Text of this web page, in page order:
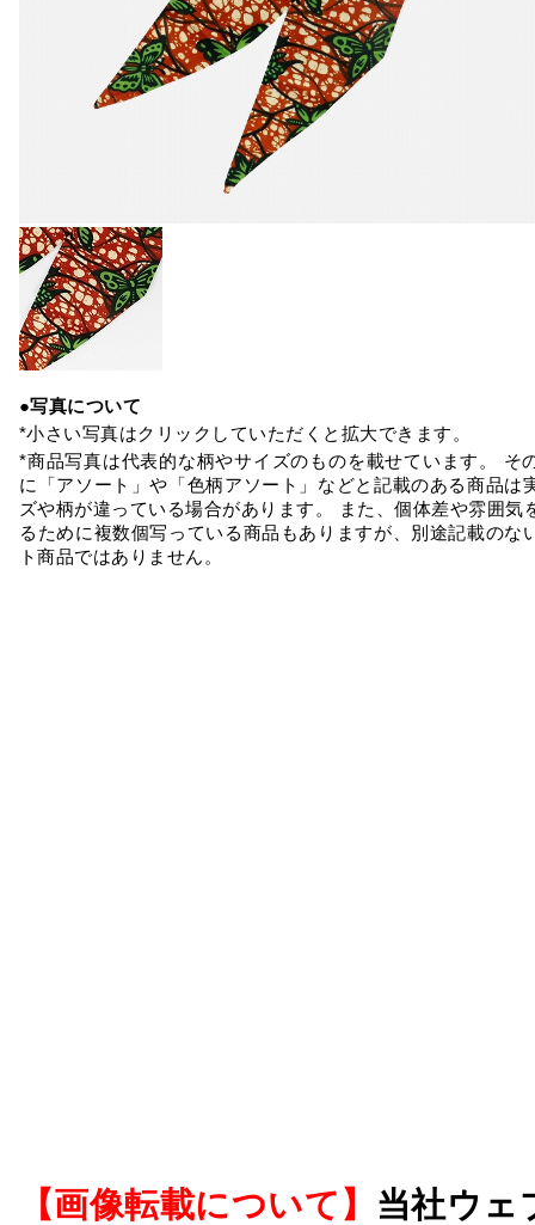
●写真について
*小さい写真はクリックしていただくと拡大できます。
*商品写真は代表的な柄やサイズのものを載せています。 そ
に「アソート」や「色柄アソート」などと記載のある商品は
ズや柄が違っている場合があります。 また、個体差や雰囲気
るために複数個写っている商品もありますが、別途記載のな
ト商品ではありません。
【画像転載について】 当社ウェ